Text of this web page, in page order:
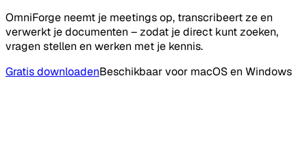
OmniForge neemt je meetings op, transcribeert ze en
verwerkt je documenten – zodat je direct kunt zoeken,
vragen stellen en werken met je kennis.
Gratis downloadenBeschikbaar voor macOS en Windows